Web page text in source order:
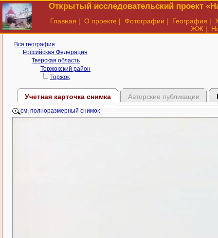
Открытый исследовательский проект
Главная | О проекте | Фотографии | География |
ЖЖ |
Вся география
Российская Федерация
Тверская область
Торжокский район
Торжок
Учетная карточка снимка Авторские публикации
см. полноразмерный снимок